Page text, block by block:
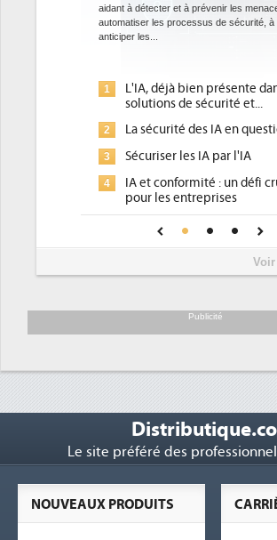
et à prévenir les menaces, à
de sécurité, à simuler et
bien présente dans les
des IA en question
: un défi crucial
Des datacenters
ce que
1
Qu'est-
2
DEE,
place
Phocea
DEE
soutient
Publicité
Le site préféré des
NOUVEAUX PRODUITS